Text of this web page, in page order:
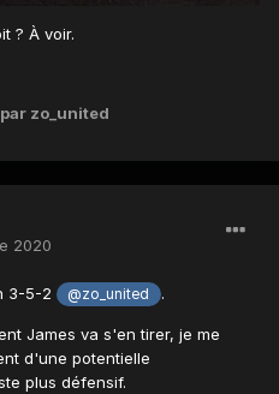
? À voir.
par zo_united
2020
3-5-2 @zo_united .
James va s'en tirer, je me
d'une potentielle
plus défensif.